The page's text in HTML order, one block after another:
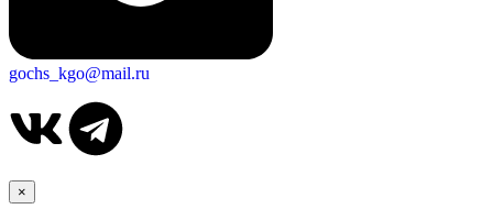
gochs_kgo@mail.ru
×